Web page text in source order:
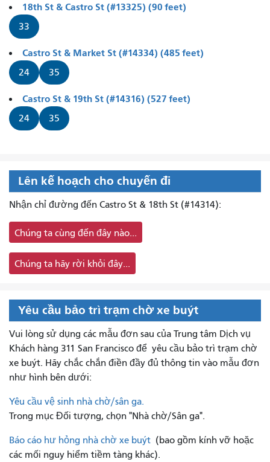
18th St & Castro St (#13325) (90 feet)
33
Castro St & Market St (#14334) (485 feet)
24 35
Castro St & 19th St (#14316) (527 feet)
24 35
Lên kế hoạch cho chuyến đi
Nhận chỉ đường đến Castro St & 18th St (#14314):
Chúng ta cùng đến đây nào...
Chúng ta hãy rời khỏi đây...
Yêu cầu bảo trì trạm chờ xe buýt
Vui lòng sử dụng các mẫu đơn sau của Trung tâm Dịch vụ
Khách hàng 311 San Francisco để yêu cầu bảo trì trạm chờ
xe buýt. Hãy chắc chắn điền đầy đủ thông tin vào mẫu đơn
như hình bên dưới:
Yêu cầu vệ sinh nhà chờ/sân ga.
Trong mục Đối tượng, chọn "Nhà chờ/Sân ga".
Báo cáo hư hỏng nhà chờ xe buýt (bao gồm kính vỡ hoặc
các mối nguy hiểm tiềm tàng khác).